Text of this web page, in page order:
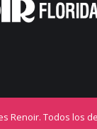
Renoir. Todos los